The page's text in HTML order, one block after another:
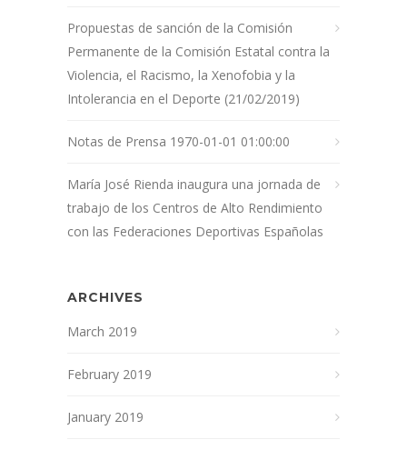
Propuestas de sanción de la Comisión
Permanente de la Comisión Estatal contra la
Violencia, el Racismo, la Xenofobia y la
Intolerancia en el Deporte (21/02/2019)
Notas de Prensa 1970-01-01 01:00:00
María José Rienda inaugura una jornada de
trabajo de los Centros de Alto Rendimiento
con las Federaciones Deportivas Españolas
ARCHIVES
March 2019
February 2019
January 2019